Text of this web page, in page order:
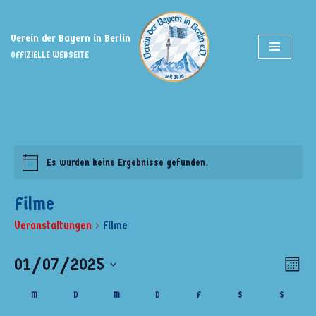
Zum
Inhalt
Verein der Bayern in Berlin
OFFIZIELLE WEBSEITE
Es wurden keine Ergebnisse gefunden.
Filme
Veranstaltungen Filme
Monat
01/07/2025
wählen.
Kalender
M D M D F S S